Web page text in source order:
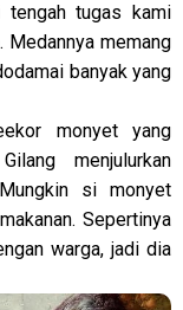
tugas kami
Medannya memang
banyak yang
monyet yang
menjulurkan
si monyet
Sepertinya
warga, jadi dia